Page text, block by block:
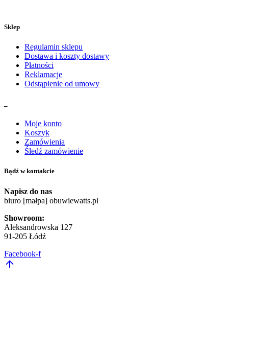
Sklep
Regulamin sklepu
Dostawa i koszty dostawy
Płatności
Reklamacje
Odstąpienie od umowy
Moje konto
Koszyk
Zamówienia
Śledź zamówienie
Bądź w kontakcie
Napisz do nas
biuro [małpa] obuwiewatts.pl
Showroom:
Aleksandrowska 127
91-205 Łódź
Facebook-f